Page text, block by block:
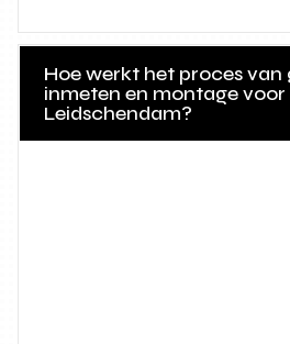
Hoe werkt het proces van
inmeten en montage voor
Leidschendam?